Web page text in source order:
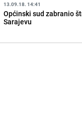
13.09.18. 14:41
Općinski sud zabranio
Sarajevu